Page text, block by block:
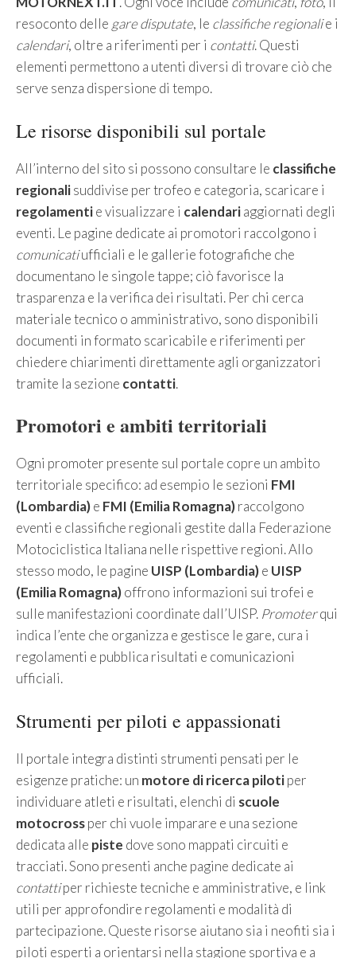
resoconto delle gare disputate, le classifiche regionalie i
calendari, oltre a riferimenti per i contatti. Questi
elementi permettono a utenti diversi di trovare ciò che
serve senza dispersione di tempo.
Le risorse disponibili sul portale
All’interno del sito si possono consultare le classifiche
regionalisuddivise per trofeo e categoria, scaricare i
regolamentie visualizzare i calendariaggiornati degli
eventi. Le pagine dedicate ai promotori raccolgono i
comunicatiufficiali e le gallerie fotografiche che
documentano le singole tappe; ciò favorisce la
trasparenza e la verifica dei risultati. Per chi cerca
materiale tecnico o amministrativo, sono disponibili
documenti in formato scaricabile e riferimenti per
chiedere chiarimenti direttamente agli organizzatori
tramite la sezione contatti.
Promotori e ambiti territoriali
Ogni promoter presente sul portale copre un ambito
territoriale specifico: ad esempio le sezioni FMI
(Lombardia)e FMI (Emilia Romagna)raccolgono
eventi e classifiche regionali gestite dalla Federazione
Motociclistica Italiana nelle rispettive regioni. Allo
stesso modo, le pagine UISP (Lombardia)e UISP
(Emilia Romagna)offrono informazioni sui trofei e
sulle manifestazioni coordinate dall’UISP. Promoterqui
indica l’ente che organizza e gestisce le gare, cura i
regolamenti e pubblica risultati e comunicazioni
ufficiali.
Strumenti per piloti e appassionati
Il portale integra distinti strumenti pensati per le
esigenze pratiche: un motore di ricerca pilotiper
individuare atleti e risultati, elenchi di scuole
motocrossper chi vuole imparare e una sezione
dedicata alle piste dove sono mappati circuiti e
tracciati. Sono presenti anche pagine dedicate ai
contattiper richieste tecniche e amministrative, e link
utili per approfondire regolamenti e modalità di
partecipazione. Queste risorse aiutano sia i neofiti sia i
piloti esperti a orientarsi nella stagione sportiva e a